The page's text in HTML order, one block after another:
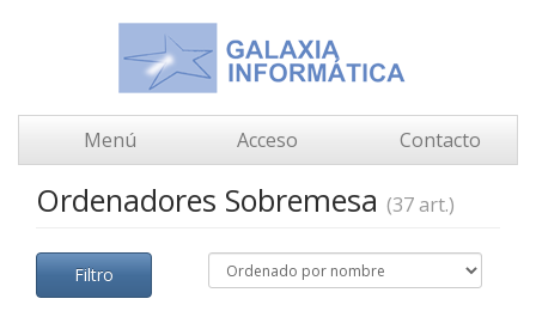
Menú Acceso Contacto
Ordenadores Sobremesa (37 art.)
Filtro